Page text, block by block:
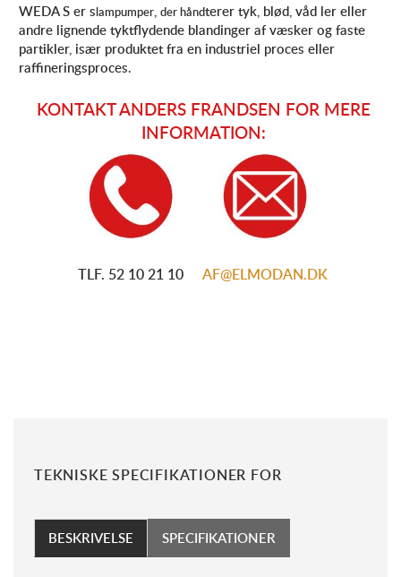
WEDA S er slampumper der håndterer tyk, blød, våd ler eller
andre lignende tyktflydende blandinger af væsker og faste
partikler, især produktet fra en industriel proces eller
raffineringsproces.
KONTAKT ANDERS FRANDSEN FOR MERE
INFORMATION:
TLF. 5210 21 10 AF@ELMODAN.DK
TEKNISKE SPECIFIKATIONER FOR
BESKRIVELSE SPECIFIKATIONER